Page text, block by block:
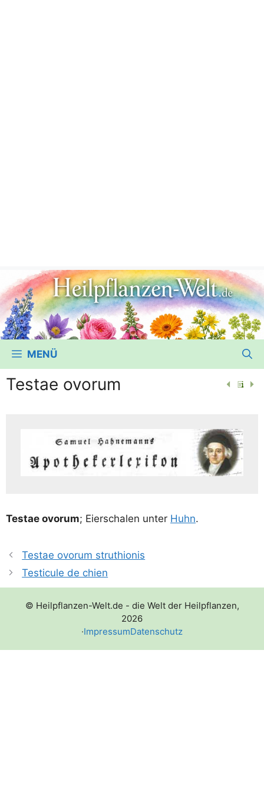
MENÜ
Testae ovorum
Test­ae ovor­um; Eier­scha­len unter Huhn.
Testae ovorum struthionis
Testicule de chien
© Heilpflanzen-Welt.de - die Welt der Heilpflanzen,
2026
·ImpressumDatenschutz